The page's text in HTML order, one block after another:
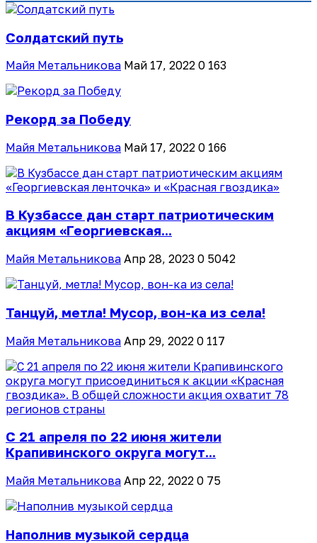
Солдатский путь
Майя Метальникова Май 17, 2022 0 163
Рекорд за Победу
Майя Метальникова Май 17, 2022 0 166
В Кузбассе дан старт патриотическим
акциям «Георгиевская...
Майя Метальникова Апр 28, 2023 0 5042
Танцуй, метла! Мусор, вон-ка из села!
Майя Метальникова Апр 29, 2022 0 117
С 21 апреля по 22 июня жители
Крапивинского округа могут...
Майя Метальникова Апр 22, 2022 0 75
Наполнив музыкой сердца